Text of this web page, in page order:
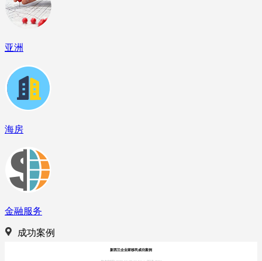
亚洲
海房
金融服务
成功案例
新西兰企业家移民成功案例